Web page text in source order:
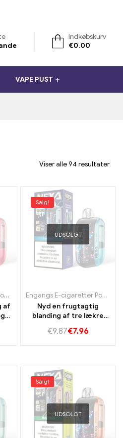
Indkøbskurv
€0.00
VAPE PUST
Viser alle 94 resultater
Slovenien
e-cigaretter Slovakiet
Engangs e-cigaretter Slovakiet
Engangs E-cigaretter Portugal ,Engangs e-cigaretter Sverige
af
Salg!
UDSOLGT
Engangs E-cigaretter Portugal
Nyd en frugtagtig
blanding af tre lækre
vape.
€9.87€7.96
Salg!
UDSOLGT